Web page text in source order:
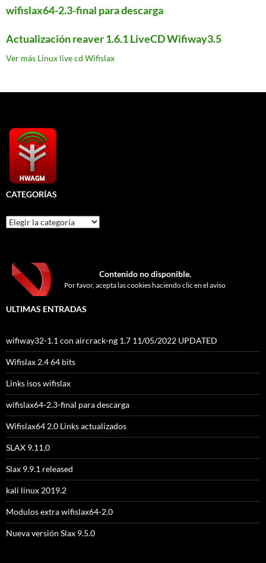
wifislax64-2.3-final para descarga
Actualización reaver 1.6.1 LiveCD Wifiway3.5
Ver más Linux live cd Wifislax
CATEGORÍAS
Categorías
Contenido no disponible.
Por favor, acepta las cookies haciendo clic en el aviso
ULTIMAS ENTRADAS
wifiway32-1.1 con aircrack-ng 1.7 11/05/2022 UPDATED
Wifislax 2.4 64 bits
Links isos wifislax
wifislax64-2.3-final para descarga
Wifislax64 2.0 Links actualizados
SLAX 9.11.0
Slax 9.9.1 released
kali linux 2019.2
Modulos extra wifislax64-2.0
Nueva versión Slax 9.5.0